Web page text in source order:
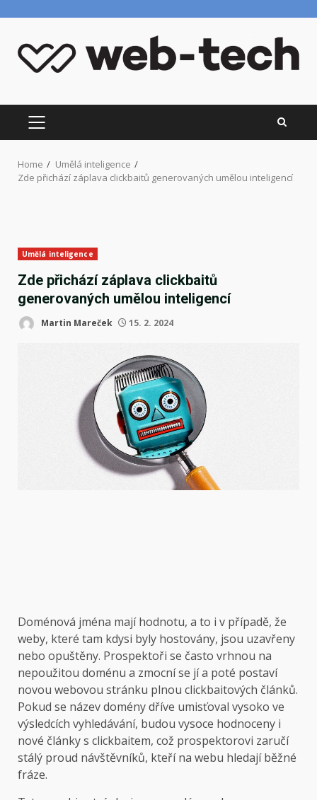
content
PRIMARY
MENU
Home
Umělá inteligence
Zde přichází záplava clickbaitů generovaných umělou inteligencí
Umělá inteligence
Zde přichází záplava clickbaitů
generovaných umělou inteligencí
Martin Mareček 15. 2. 2024
Doménová jména majíhodnotu, a to i v případě, že
weby, které tam kdysi byly hostovány, jsou uzavřeny
nebo opuštěny. Prospektoři se často vrhnou na
nepoužitou doménu a zmocní se jí a poté postaví
novou webovou stránku plnou clickbaitových článků.
Pokud se název domény dříve umisťoval vysoko ve
výsledcích vyhledávání, budou vysoce hodnoceny i
nové články s clickbaitem, což prospektorovi zaručí
stálý proud návštěvníků, kteří na webu hledají běžné
fráze.